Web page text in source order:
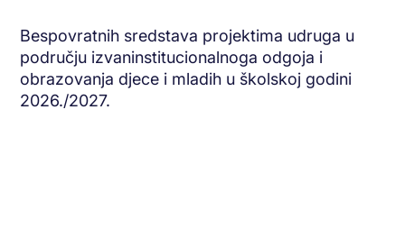
Bespovratnih sredstava projektima udruga u
području izvaninstitucionalnoga odgoja i
obrazovanja djece i mladih u školskoj godini
2026./2027.